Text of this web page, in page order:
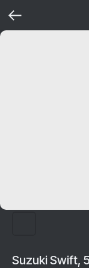
Suzuki Swift,